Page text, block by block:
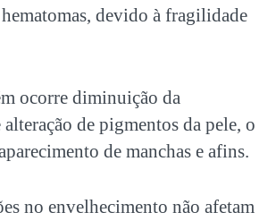
devido à fragilidade
ocorre diminuição da
de pigmentos da pele, o
de manchas e afins.
no envelhecimento não afetam